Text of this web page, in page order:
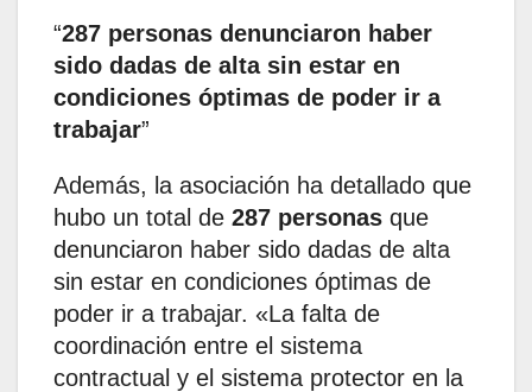
287 personas denunciaron haber
sido dadas de alta sin estar en
condiciones óptimas de poder ir a
trabajar
Además, la asociación ha detallado que
hubo un total de 287 personas que
denunciaron haber sido dadas de alta
sin estar en condiciones óptimas de
poder ir a trabajar. «La falta de
coordinación entre el sistema
contractual y el sistema protector en la